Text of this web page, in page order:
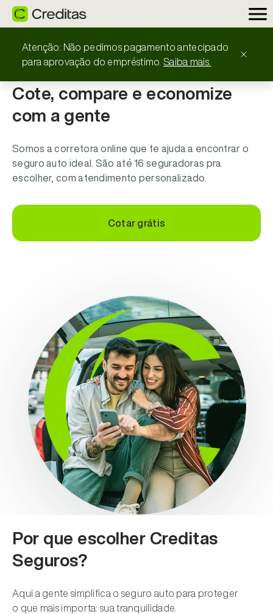
Atenção: Não pedimos pagamento antecipado
para aprovação do empréstimo. Saiba mais.
SEGURO AUTO É NA CREDITAS SEGUROS
Cote, compare e economize
com a gente
Somos a corretora online que te ajuda a encontrar o
seguro auto ideal. São até 16 seguradoras pra
escolher, com atendimento personalizado.
Cotar grátis
Por que escolher Creditas
Seguros?
Aqui a gente simplifica o seguro auto para proteger
o que mais importa: sua tranquilidade.